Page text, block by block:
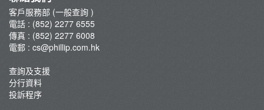
新聞稿
客戶服務部 (一般查詢 )
電話 : (852) 2277 6555
傳真 : (852) 2277 6008
電郵 : cs@phillip.com.hk
查詢及支援
分行資料
投訴程序